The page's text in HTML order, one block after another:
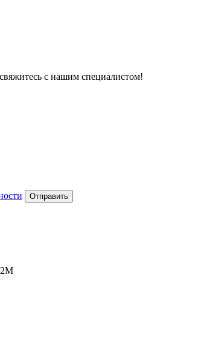
с нашим специалистом!
Отправить
2М